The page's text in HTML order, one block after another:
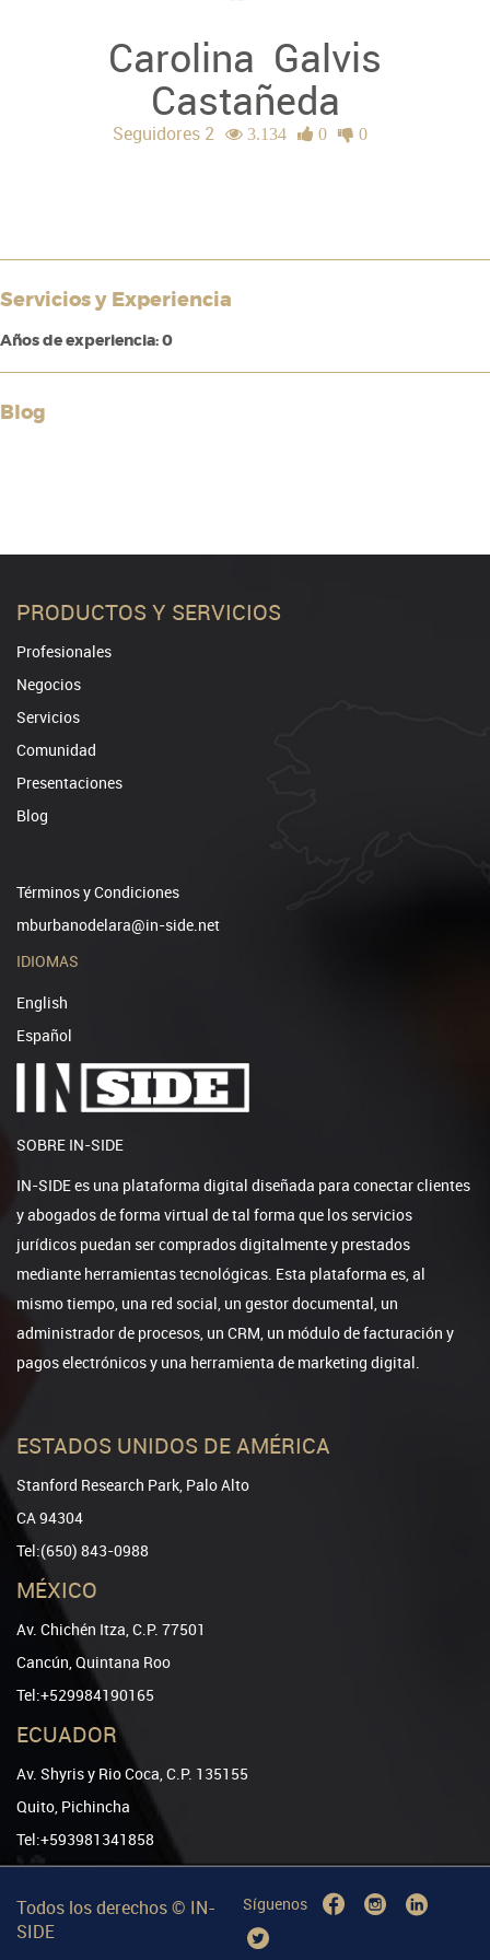
Carolina Galvis
Castañeda
Seguidores 2 3.134 0 0
Servicios y Experiencia
Años de experiencia: 0
Blog
PRODUCTOS Y SERVICIOS
Profesionales
Negocios
Servicios
Comunidad
Presentaciones
Blog
Términos y Condiciones
mburbanodelara@in-side.net
IDIOMAS
English
Español
SOBRE IN-SIDE
IN-SIDE es una plataforma digital diseñada para conectar clientes
y abogados de forma virtual de tal forma que los servicios
jurídicos puedan ser comprados digitalmente y prestados
mediante herramientas tecnológicas. Esta plataforma es, al
mismo tiempo, una red social, un gestor documental, un
administrador de procesos, un CRM, un módulo de facturación y
pagos electrónicos y una herramienta de marketing digital.
ESTADOS UNIDOS DE AMÉRICA
Stanford Research Park, Palo Alto
CA 94304
Tel:(650) 843-0988
MÉXICO
Av. Chichén Itza, C.P. 77501
Cancún, Quintana Roo
Tel:+529984190165
ECUADOR
Av. Shyris y Rio Coca, C.P. 135155
Quito, Pichincha
Tel:+593981341858
Todos los derechos © IN-
SIDE
Síguenos